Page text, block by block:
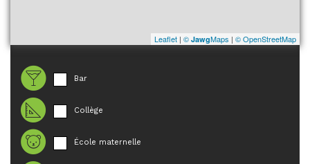
Leaflet | © JawgMaps | © OpenStreetMap
Bar
Collège
École maternelle